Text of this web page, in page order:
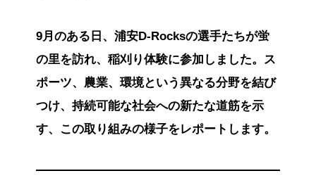
9月のある日、浦安D-Rocksの選手たちが蛍
の里を訪れ、稲刈り体験に参加しました。ス
ポーツ、農業、環境という異なる分野を結び
つけ、持続可能な社会への新たな道筋を示
す、この取り組みの様子をレポートします。